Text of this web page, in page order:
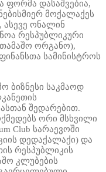
ფორმა დასაშვებია,
მოქალაქეს
ასევე ონალინ
რესპუბლიკური
ორგანო),
სამინისტროს
ბიზნესი საკმაოდ
შედარებით.
ორი მსხვილი
Club სარაევოში
დედაქალაქი) და
რესპუბლიკის
კლუბების